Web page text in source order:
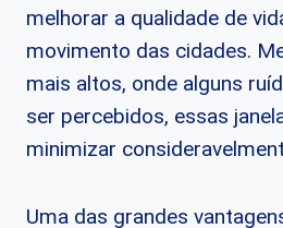
melhorar a qualidade de
movimento das cidades.
mais altos, onde alguns
ser percebidos, essas
minimizar
Uma das grandes